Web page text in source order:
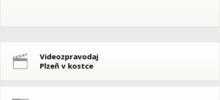
Videozpravodaj
Plzeň v kostce